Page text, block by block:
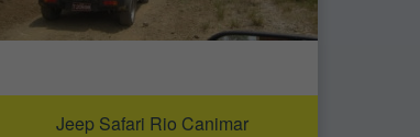
Jeep Safari Rio Canimar